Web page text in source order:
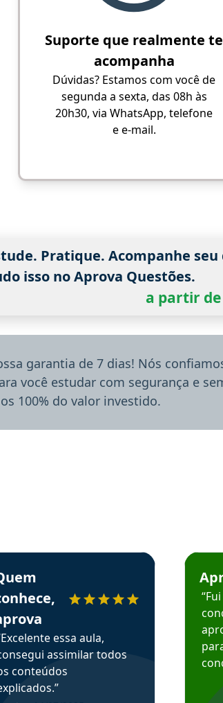
Suporte que realmente te
acompanha
Dúvidas? Estamos com você de
segunda a sexta, das 08h às
20h30, via WhatsApp, telefone
e e-mail.
Pratique. Acompanhe
isso no Aprova Questões.
a partir de
garantia de 7 dias! Nós
você estudar com segurança e
100% do valor investido.
depoimento
Sergio recomenda o Aprova Concursos
essa aula,
assimilar todos
conteúdos